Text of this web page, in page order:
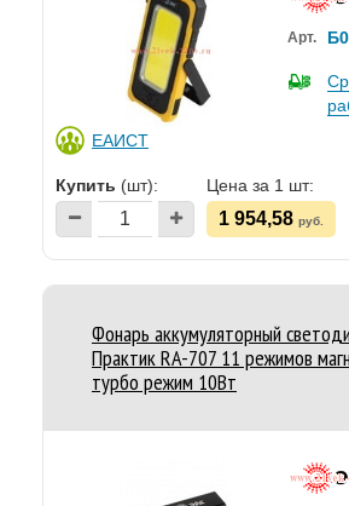
ЕАИСТ
Арт.
Купить (шт): Цена за 1 шт:
1 954,58 руб.
Фонарь аккумуляторный
Практик RA-707 11 режимов
турбо режим 10Вт